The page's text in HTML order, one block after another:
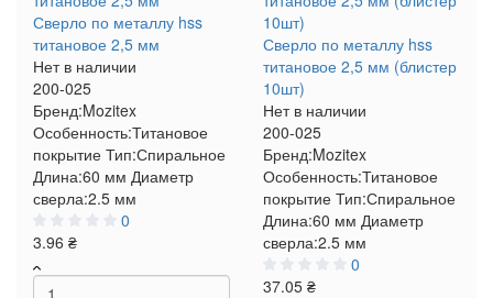
Сверло по металлу hss
титановое 2,5 мм
Нет в наличии
200-025
Бренд:Mozitex
Особенность:Титановое
покрытие Тип:Спиральное
Длина:60 мм Диаметр
сверла:2.5 мм
0
3.96 ₴
Сверло по металлу hss
титановое 2,5 мм (блистер
10шт)
Нет в наличии
200-025
Бренд:Mozitex
Особенность:Титановое
покрытие Тип:Спиральное
Длина:60 мм Диаметр
сверла:2.5 мм
0
37.05 ₴